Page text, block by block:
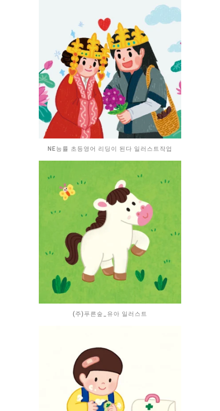
NE능률 초등영어 리딩이 된다 일러스트작업
(주)푸른숲_유아 일러스트